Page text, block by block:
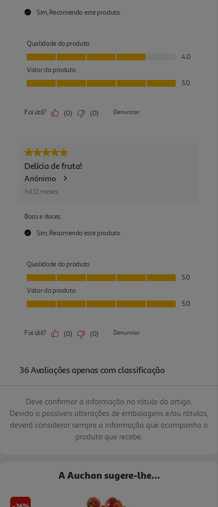
Deve confirmar a informação no rótulo do artigo.
Devido a possíveis alterações de embalagens e/ou rótulos,
deverá considerar sempre a informação que acompanha o
produto que recebe.
A Auchan sugere-lhe...